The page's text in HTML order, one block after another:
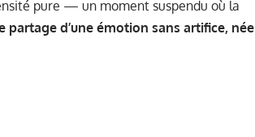
pure — un moment suspendu où la
partage d’une émotion sans artifice, née